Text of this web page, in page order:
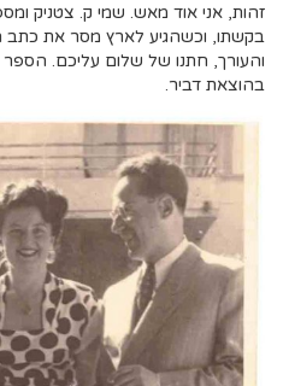
בקשתו, וכשהגיע לארץ מסר את כתב
והעורך, חתנו של שלום עליכם.
בהוצאת דביר.